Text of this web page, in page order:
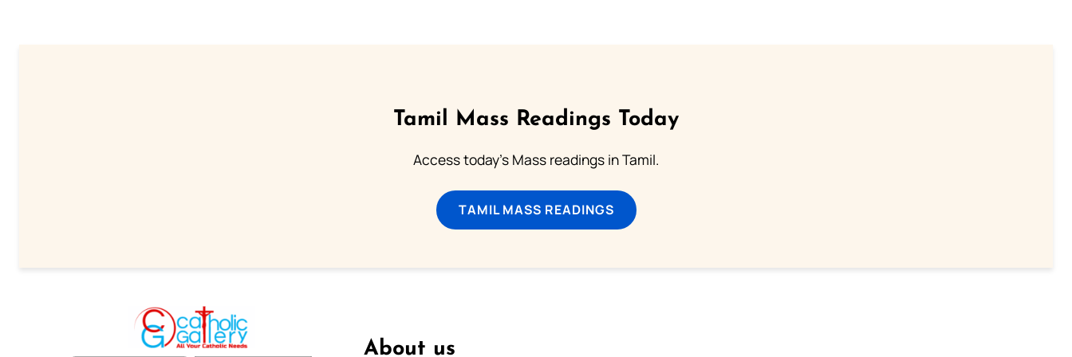
Tamil Mass Readings Today
Access today's Mass readings in Tamil.
TAMIL MASS READINGS
About us